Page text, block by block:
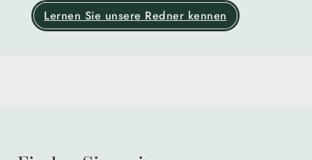
Lernen Sie unsere Redner kennen